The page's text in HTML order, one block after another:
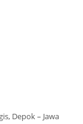
Depok – Jawa